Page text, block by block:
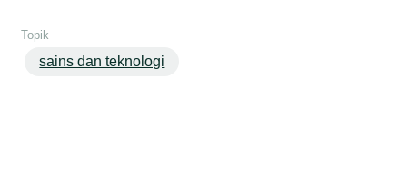
Topik
sains dan teknologi